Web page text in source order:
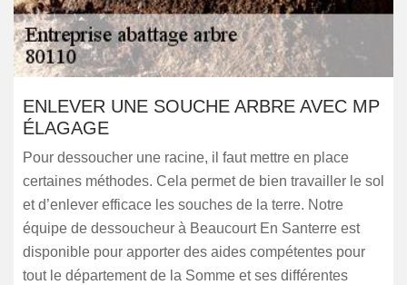
ENLEVER UNE SOUCHE ARBRE AVEC MP
ÉLAGAGE
Pour dessoucher une racine, il faut mettre en place
certaines méthodes. Cela permet de bien travailler le sol
et d’enlever efficace les souches de la terre. Notre
équipe de dessoucheur à Beaucourt En Santerre est
disponible pour apporter des aides compétentes pour
tout le département de la Somme et ses différentes